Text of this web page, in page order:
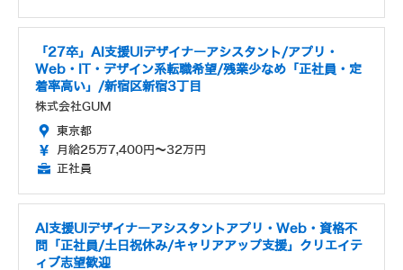
「27卒」AI支援UIデザイナーアシスタント/アプリ・
Web・IT・デザイン系転職希望/残業少なめ「正社員・定
着率高い」/新宿区新宿3丁目
株式会社GUM
東京都
月給25万7,400円～32万円
正社員
AI支援UIデザイナーアシスタントアプリ・Web・資格不
問「正社員/土日祝休み/キャリアアップ支援」クリエイテ
ィブ志望歓迎